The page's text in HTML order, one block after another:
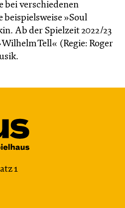
bei verschiedenen
»Soul
Ab der Spielzeit 2022/23
Tell« (Regie: Roger
1